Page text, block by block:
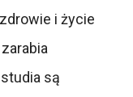
i życie
są